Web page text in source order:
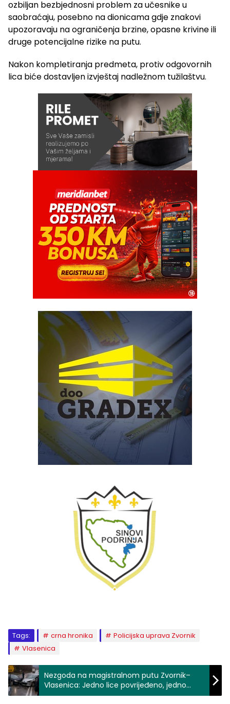
ozbiljan bezbjednosni problem za učesnike u
saobraćaju, posebno na dionicama gdje znakovi
upozoravaju na ograničenja brzine, opasne krivine ili
druge potencijalne rizike na putu.
Nakon kompletiranja predmeta, protiv odgovornih
lica biće dostavljen izvještaj nadležnom tužilaštvu.
Tags: crna hronika
Policijska uprava Zvornik
Vlasenica
Nezgoda na magistralnom putu Zvornik–
Vlasenica: Jedno lice povrijeđeno, jedno
lišeno slobode